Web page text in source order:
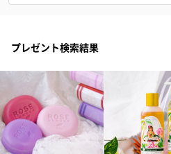
プレゼント検索結果